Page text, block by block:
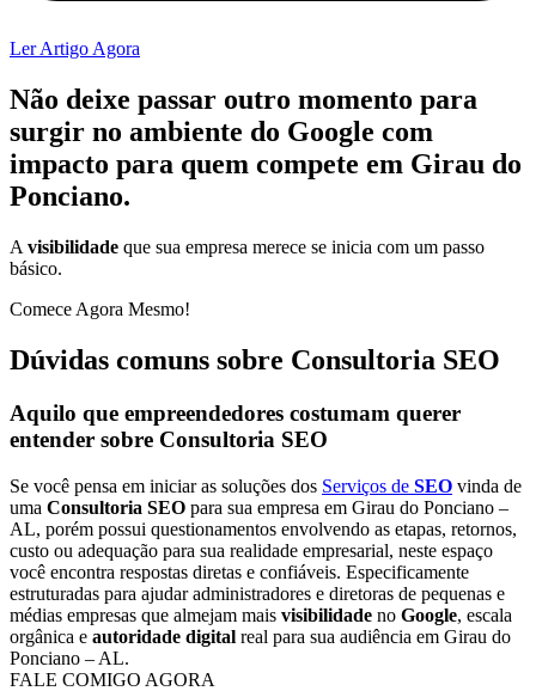
Ler Artigo Agora
Não deixe passar outro momento para
surgir no ambiente do Google com
impacto para quem compete em Girau do
Ponciano.
A visibilidade que sua empresa merece se inicia com um passo
básico.
Comece Agora Mesmo!
Dúvidas comuns sobre Consultoria SEO
Aquilo que empreendedores costumam querer
entender sobre Consultoria SEO
Se você pensa em iniciar as soluções dos Serviços de SEO vinda de
uma Consultoria SEO para sua empresa em Girau do Ponciano –
AL, porém possui questionamentos envolvendo as etapas, retornos,
custo ou adequação para sua realidade empresarial, neste espaço
você encontra respostas diretas e confiáveis. Especificamente
estruturadas para ajudar administradores e diretoras de pequenas e
médias empresas que almejam mais visibilidade no Google, escala
orgânica e autoridade digital real para sua audiência em Girau do
Ponciano – AL.
FALE COMIGO AGORA